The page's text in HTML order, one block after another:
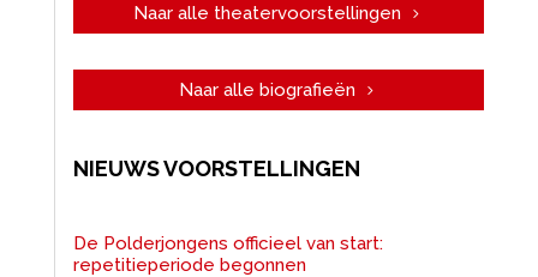
Naar alle theatervoorstellingen
Naar alle biografieën
NIEUWS VOORSTELLINGEN
De Polderjongens officieel van start:
repetitieperiode begonnen